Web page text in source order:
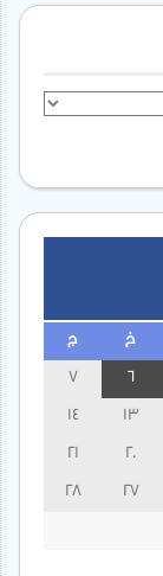
خ ج
13
14
20
21
27
28